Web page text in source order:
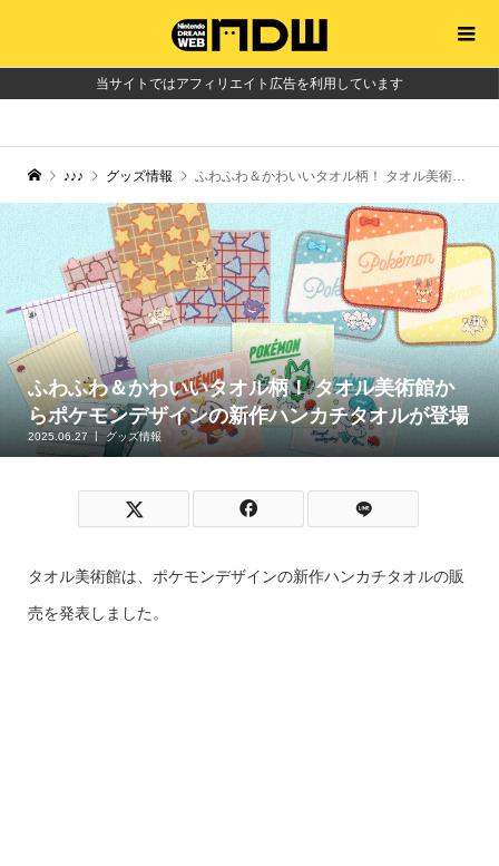
当サイトではアフィリエイト広告を利用しています
♪♪♪ グッズ情報 ふわふわ＆かわいいタオル柄！ タオル美術館からポケモンデザインの新作ハンカチタオルが登場
ふわふわ＆かわいいタオル柄！ タオル美術館か
らポケモンデザインの新作ハンカチタオルが登場
2025.06.27 グッズ情報
タオル美術館は、ポケモンデザインの新作ハンカチタオルの販
売を発表しました。